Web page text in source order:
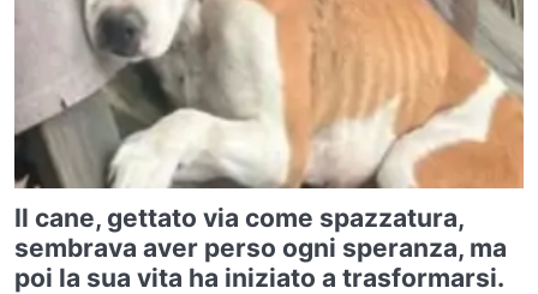
Il cane, gettato via come spazzatura,
sembrava aver perso ogni speranza, ma
poi la sua vita ha iniziato a trasformarsi.